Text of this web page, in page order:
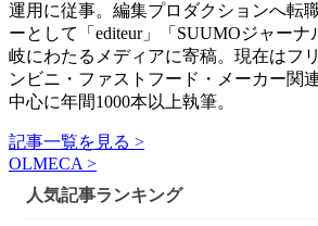
運用に従事。編集プロダクションへ転
ーとして「editeur」「SUUMOジャーナ
岐にわたるメディアに寄稿。現在はフ
ンビニ・ファストフード・メーカー関
中心に年間1000本以上執筆。
記事一覧を見る >
OLMECA >
人気記事ランキング